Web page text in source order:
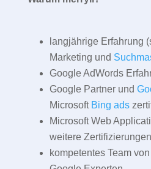
langjährige Erfahrung
Marketing und
Google AdWords
Google Partner und
Microsoft Bing ads
Microsoft Web
weitere Zertifizierungen
kompetentes Team